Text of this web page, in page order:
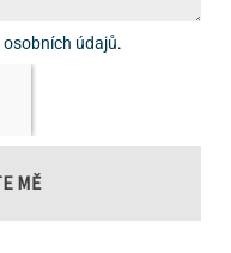
údajů.
MĚ